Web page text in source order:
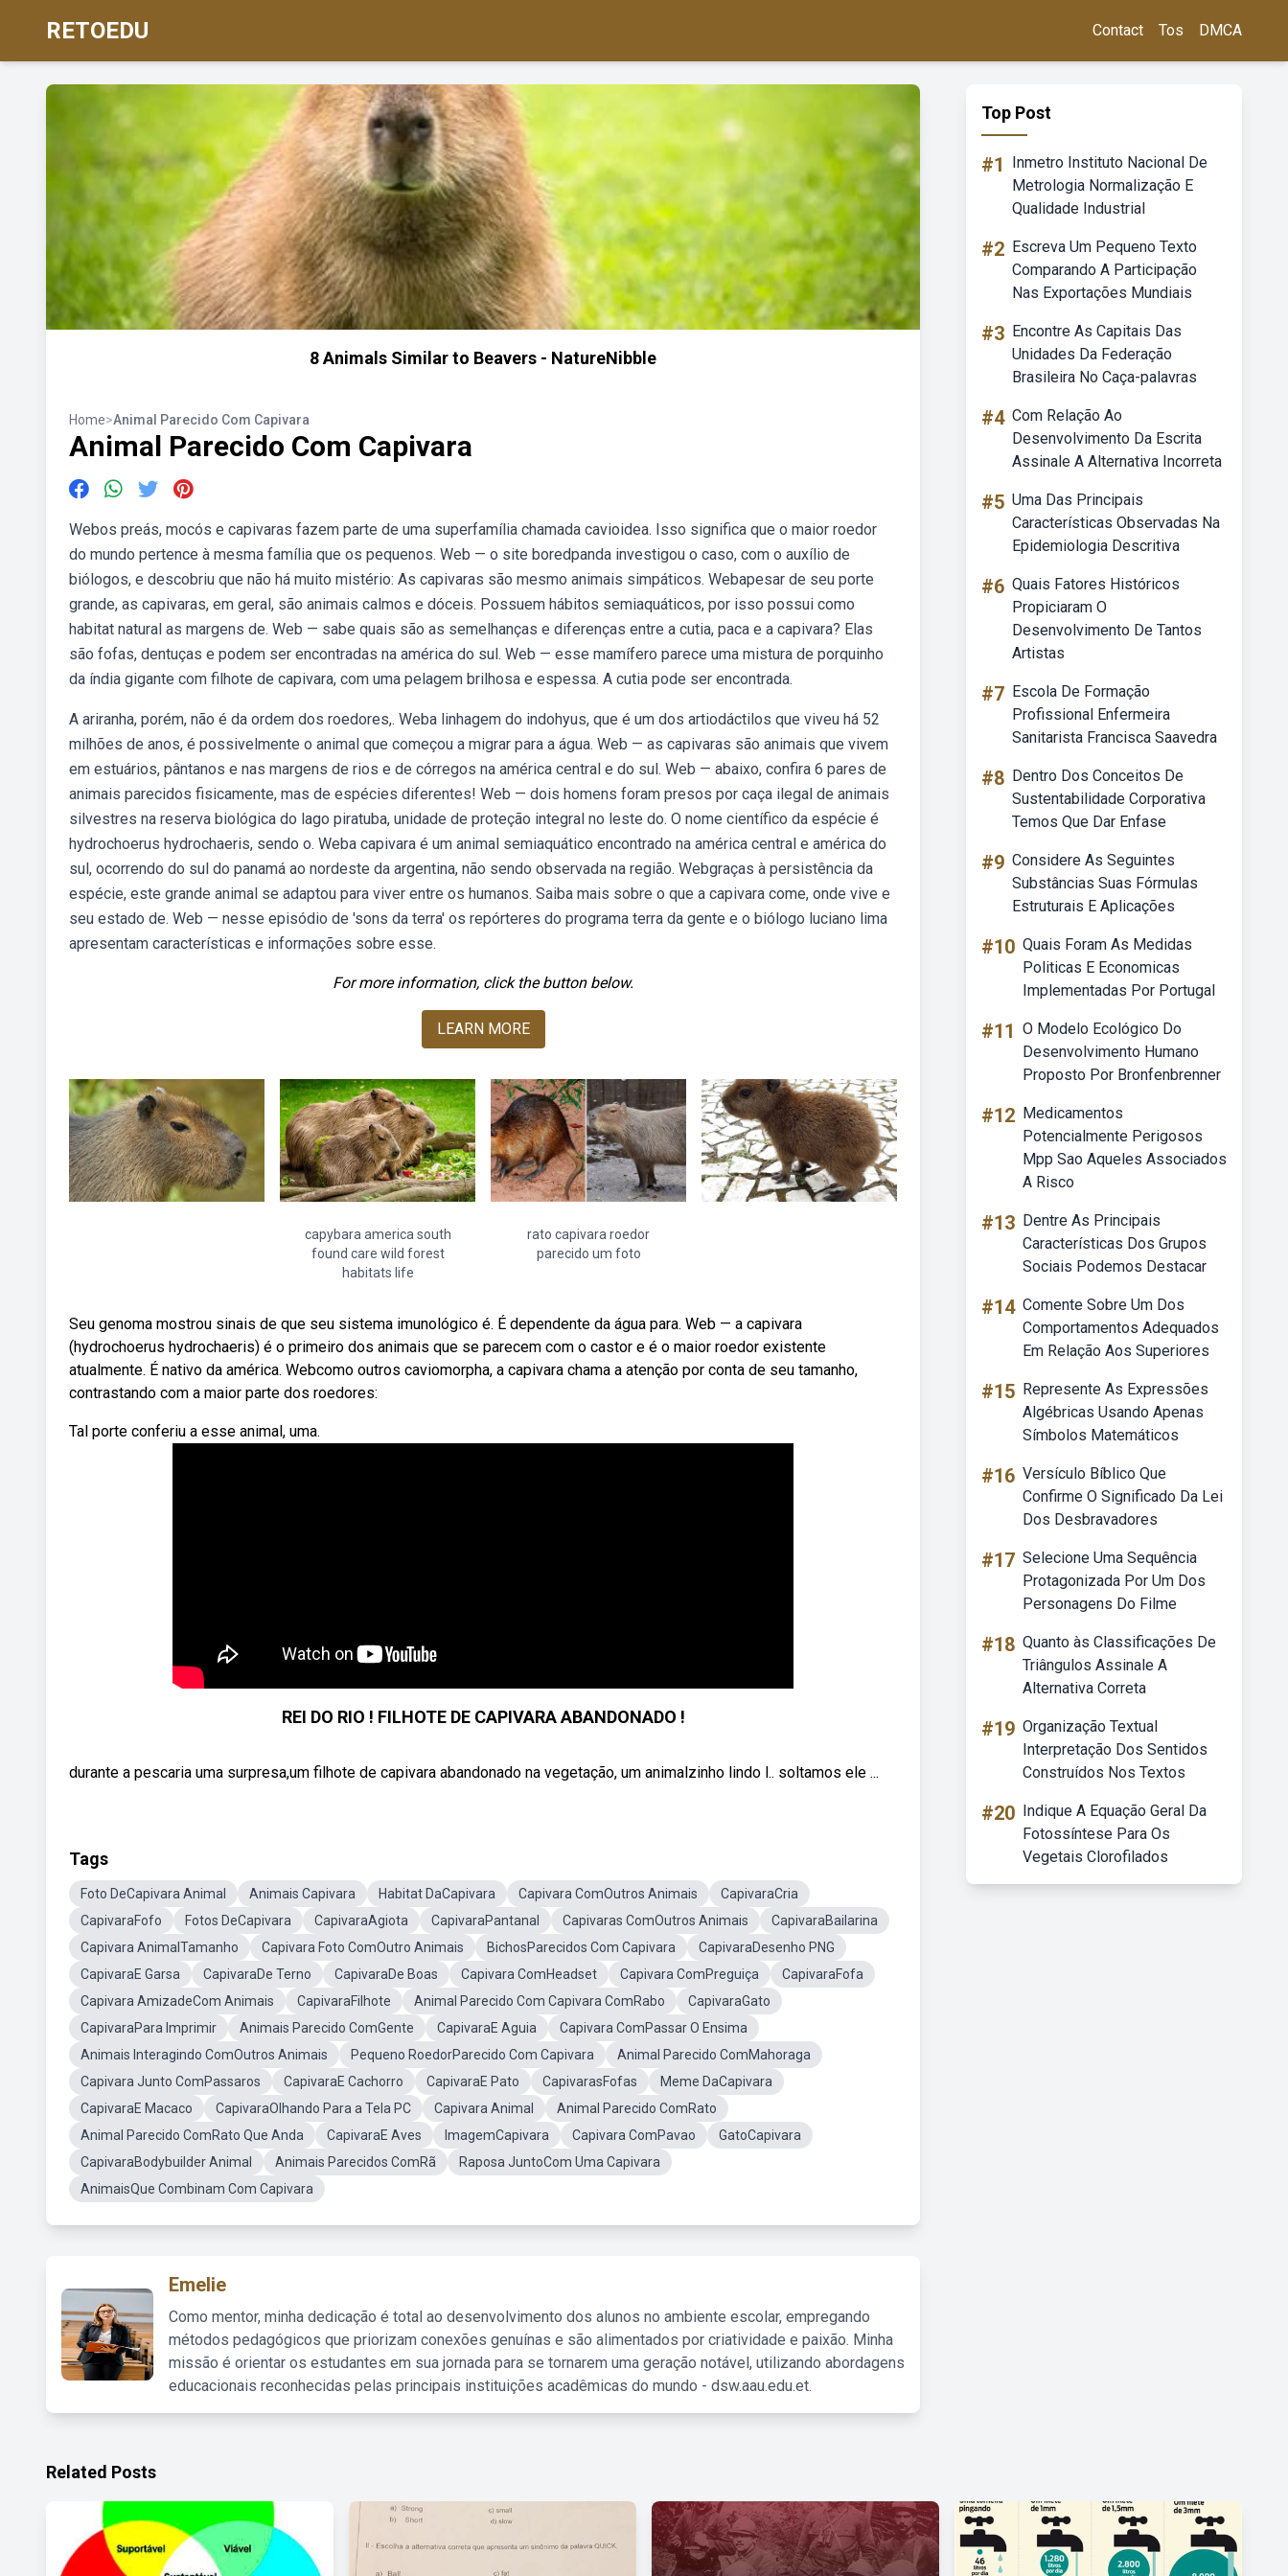
RETOEDU Contact Tos DMCA
8 Animals Similar to Beavers - NatureNibble
Home>Animal Parecido Com Capivara
Animal Parecido Com Capivara
Webos preás, mocós e capivaras fazem parte de uma superfamília chamada cavioidea. Isso significa que o maior roedor
do mundo pertence à mesma família que os pequenos. Web — o site boredpanda investigou o caso, com o auxílio de
biólogos, e descobriu que não há muito mistério: As capivaras são mesmo animais simpáticos. Webapesar de seu porte
grande, as capivaras, em geral, são animais calmos e dóceis. Possuem hábitos semiaquáticos, por isso possui como
habitat natural as margens de. Web — sabe quais são as semelhanças e diferenças entre a cutia, paca e a capivara? Elas
são fofas, dentuças e podem ser encontradas na américa do sul. Web — esse mamífero parece uma mistura de porquinho
da índia gigante com filhote de capivara, com uma pelagem brilhosa e espessa. A cutia pode ser encontrada.
A ariranha, porém, não é da ordem dos roedores,. Weba linhagem do indohyus, que é um dos artiodáctilos que viveu há 52
milhões de anos, é possivelmente o animal que começou a migrar para a água. Web — as capivaras são animais que vivem
em estuários, pântanos e nas margens de rios e de córregos na américa central e do sul. Web — abaixo, confira 6 pares de
animais parecidos fisicamente, mas de espécies diferentes! Web — dois homens foram presos por caça ilegal de animais
silvestres na reserva biológica do lago piratuba, unidade de proteção integral no leste do. O nome científico da espécie é
hydrochoerus hydrochaeris, sendo o. Weba capivara é um animal semiaquático encontrado na américa central e américa do
sul, ocorrendo do sul do panamá ao nordeste da argentina, não sendo observada na região. Webgraças à persistência da
espécie, este grande animal se adaptou para viver entre os humanos. Saiba mais sobre o que a capivara come, onde vive e
seu estado de. Web — nesse episódio de 'sons da terra' os repórteres do programa terra da gente e o biólogo luciano lima
apresentam características e informações sobre esse.
For more information, click the button below.
LEARN MORE
capybara america south
found care wild forest
habitats life
rato capivara roedor
parecido um foto
Seu genoma mostrou sinais de que seu sistema imunológico é. É dependente da água para. Web — a capivara
(hydrochoerus hydrochaeris) é o primeiro dos animais que se parecem com o castor e é o maior roedor existente
atualmente. É nativo da américa. Webcomo outros caviomorpha, a capivara chama a atenção por conta de seu tamanho,
contrastando com a maior parte dos roedores:
Tal porte conferiu a esse animal, uma.
REI DO RIO ! FILHOTE DE CAPIVARA ABANDONADO !
durante a pescaria uma surpresa,um filhote de capivara abandonado na vegetação, um animalzinho lindo l.. soltamos ele ...
Tags
Foto DeCapivara Animal Animais Capivara Habitat DaCapivara Capivara ComOutros Animais
CapivaraCria
CapivaraFofo
Fotos DeCapivara CapivaraAgiota CapivaraPantanal Capivaras ComOutros Animais
CapivaraBailarina
Capivara AnimalTamanho
Capivara Foto ComOutro Animais BichosParecidos Com Capivara
CapivaraDesenho PNG
CapivaraE Garsa
CapivaraDe Terno CapivaraDe Boas Capivara ComHeadset Capivara ComPreguiça
CapivaraFofa
Capivara AmizadeCom Animais
CapivaraFilhote Animal Parecido Com Capivara ComRabo
CapivaraGato
CapivaraPara Imprimir
Animais Parecido ComGente CapivaraE Aguia
Capivara ComPassar O Ensima
Animais Interagindo ComOutros Animais
Pequeno RoedorParecido Com Capivara
Animal Parecido ComMahoraga
Capivara Junto ComPassaros
CapivaraE Cachorro CapivaraE Pato CapivarasFofas
Meme DaCapivara
CapivaraE Macaco
CapivaraOlhando Para a Tela PC Capivara Animal
Animal Parecido ComRato
Animal Parecido ComRato Que Anda
CapivaraE Aves ImagemCapivara Capivara ComPavao
GatoCapivara
CapivaraBodybuilder Animal
Animais Parecidos ComRã
Raposa JuntoCom Uma Capivara
AnimaisQue Combinam Com Capivara
Emelie
Como mentor, minha dedicação é total ao desenvolvimento dos alunos no ambiente escolar, empregando
métodos pedagógicos que priorizam conexões genuínas e são alimentados por criatividade e paixão. Minha
missão é orientar os estudantes em sua jornada para se tornarem uma geração notável, utilizando abordagens
educacionais reconhecidas pelas principais instituições acadêmicas do mundo - dsw.aau.edu.et.
Top Post
#1
Inmetro Instituto Nacional De
Metrologia Normalização E
Qualidade Industrial
#2 Escreva Um Pequeno Texto
Comparando A Participação
Nas Exportações Mundiais
#3 Encontre As Capitais Das
Unidades Da Federação
Brasileira No Caça-palavras
#4 Com Relação Ao
Desenvolvimento Da Escrita
Assinale A Alternativa Incorreta
#5 Uma Das Principais
Características Observadas Na
Epidemiologia Descritiva
#6 Quais Fatores Históricos
Propiciaram O
Desenvolvimento De Tantos
Artistas
#7 Escola De Formação
Profissional Enfermeira
Sanitarista Francisca Saavedra
#8 Dentro Dos Conceitos De
Sustentabilidade Corporativa
Temos Que Dar Enfase
#9 Considere As Seguintes
Substâncias Suas Fórmulas
Estruturais E Aplicações
#10 Quais Foram As Medidas
Politicas E Economicas
Implementadas Por Portugal
#11 O Modelo Ecológico Do
Desenvolvimento Humano
Proposto Por Bronfenbrenner
#12 Medicamentos
Potencialmente Perigosos
Mpp Sao Aqueles Associados
A Risco
#13 Dentre As Principais
Características Dos Grupos
Sociais Podemos Destacar
#14 Comente Sobre Um Dos
Comportamentos Adequados
Em Relação Aos Superiores
#15 Represente As Expressões
Algébricas Usando Apenas
Símbolos Matemáticos
#16 Versículo Bíblico Que
Confirme O Significado Da Lei
Dos Desbravadores
#17 Selecione Uma Sequência
Protagonizada Por Um Dos
Personagens Do Filme
#18 Quanto às Classificações De
Triângulos Assinale A
Alternativa Correta
#19 Organização Textual
Interpretação Dos Sentidos
Construídos Nos Textos
#20 Indique A Equação Geral Da
Fotossíntese Para Os
Vegetais Clorofilados
Related Posts